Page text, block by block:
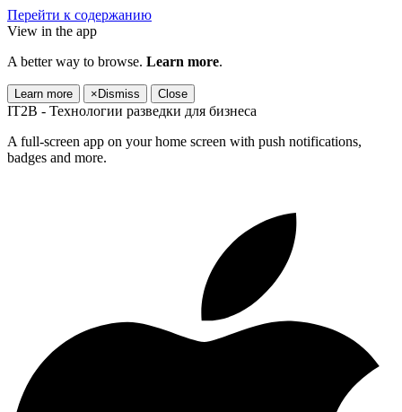
Перейти к содержанию
View in the app
A better way to browse. Learn more.
Learn more × Dismiss Close
IT2B - Технологии разведки для бизнеса
A full-screen app on your home screen with push notifications,
badges and more.